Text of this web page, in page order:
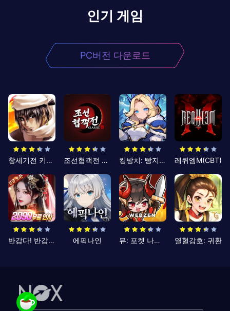
인기 게임
PC버전 다운로드
창세기전 키우기 조선협객전 클래식 킹방치: 빵지의 제왕 레퀴엠M(CBT)
반갑다! 반갑삼국지 에픽나인 뮤: 포켓 나이츠 열혈강호: 귀환